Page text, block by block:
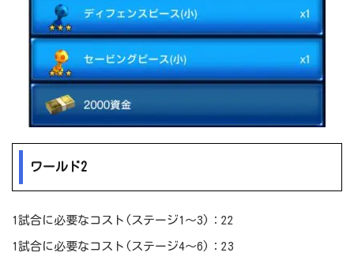
ワールド2
1試合に必要なコスト(ステージ1～3)：22
1試合に必要なコスト(ステージ4～6)：23